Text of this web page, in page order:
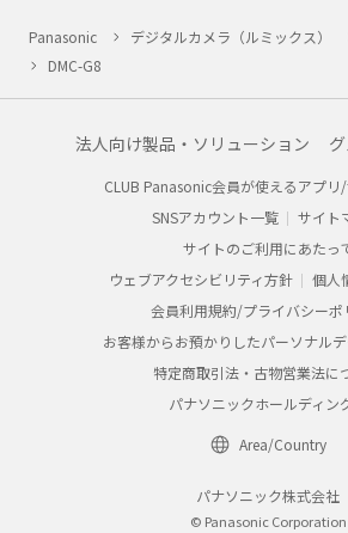
Panasonic デジタルカメラ（ルミックス）
DMC-G8
法人向け製品・ソリューション
CLUB Panasonic会員が使えるアプリ
SNSアカウント一覧
サイト
サイトのご利用にあたっ
ウェブアクセシビリティ方針
個人
会員利用規約/プライバシーポ
お客様からお預かりしたパーソナル
特定商取引法・古物営業法に
パナソニックホールディン
Area/Country
パナソニック株式会社
© Panasonic Corporation